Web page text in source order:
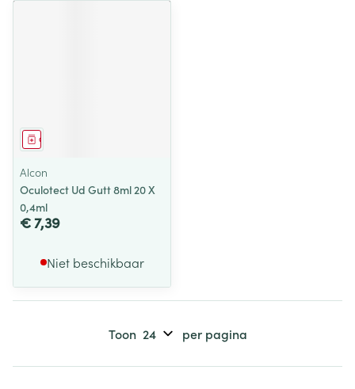
Geneesmiddel
Alcon
Oculotect Ud Gutt 8ml 20 X
0,4ml
€ 7,39
Niet beschikbaar
Toon per pagina